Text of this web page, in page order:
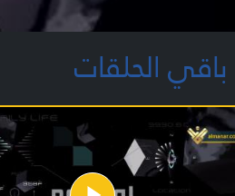
باقي الحلقات